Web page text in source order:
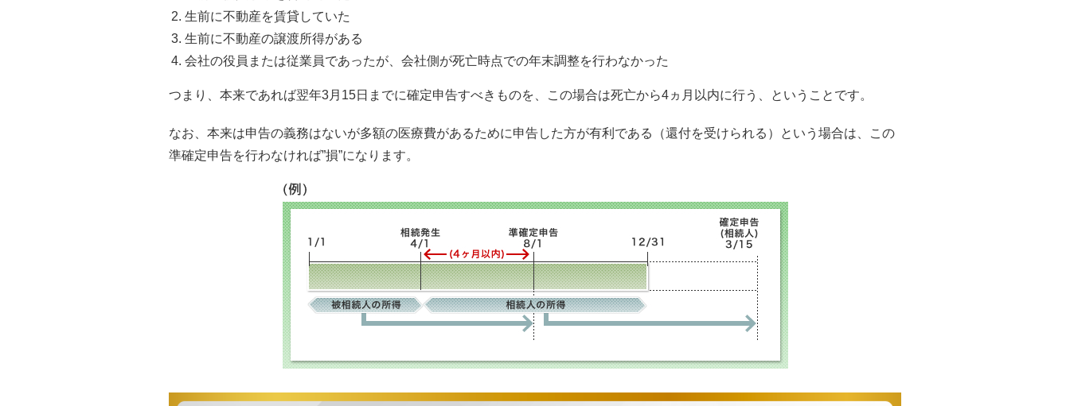
生前に不動産を賃貸していた
生前に不動産の譲渡所得がある
会社の役員または従業員であったが、会社側が死亡時点での年末調整を行わなかった
つまり、本来であれば翌年3月15日までに確定申告すべきものを、この場合は死亡から4ヵ月以内に行う、ということです。
なお、本来は申告の義務はないが多額の医療費があるために申告した方が有利である（還付を受けられる）という場合は、この
準確定申告を行わなければ”損”になります。